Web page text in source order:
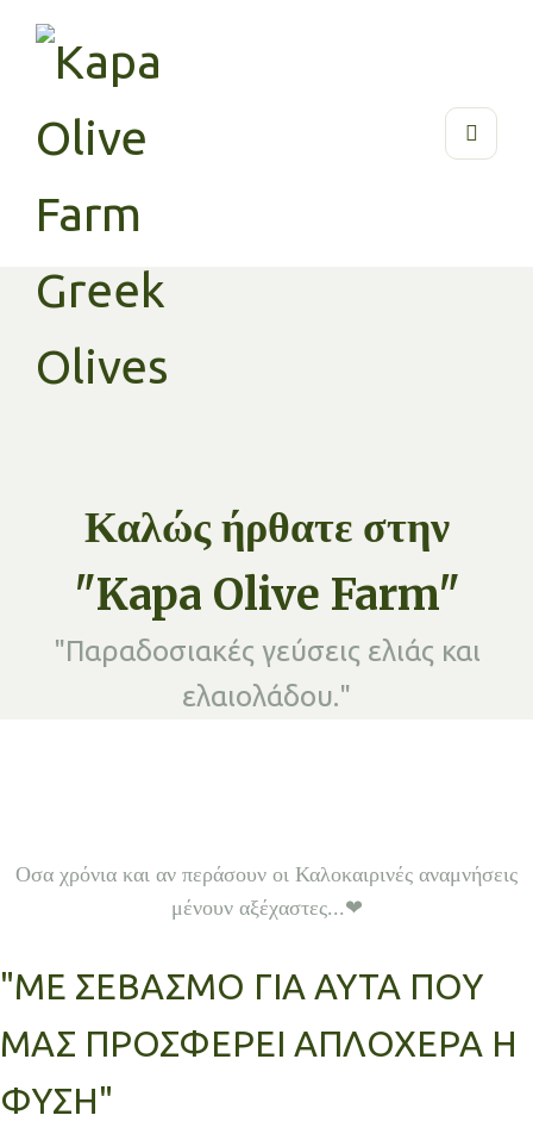
Καλώς ήρθατε στην
"Kapa Olive Farm"
"Παραδοσιακές γεύσεις ελιάς και
ελαιολάδου."
Οσα χρόνια και αν περάσουν οι Καλοκαιρινές αναμνήσεις
μένουν αξέχαστες...❤
"ΜΕ ΣΕΒΑΣΜΟ ΓΙΑ ΑΥΤΑ ΠΟΥ
ΜΑΣ ΠΡΟΣΦΕΡΕΙ ΑΠΛΟΧΕΡΑ Η
ΦΥΣΗ"